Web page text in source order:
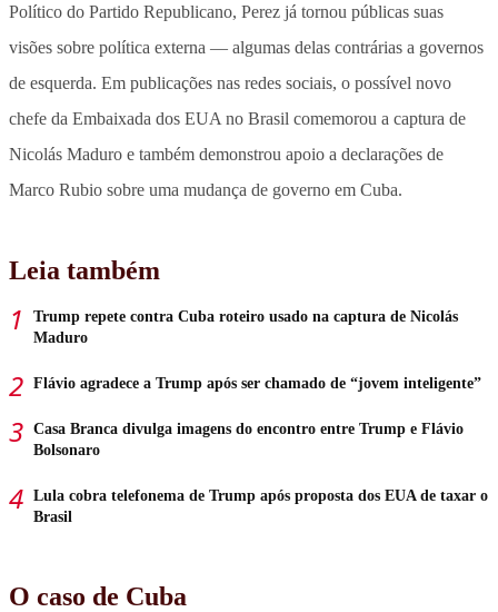
Político do Partido Republicano, Perez já tornou públicas suas
visões sobre política externa — algumas delas contrárias a governos
de esquerda. Em publicações nas redes sociais, o possível novo
chefe da Embaixada dos EUA no Brasil comemorou a captura de
Nicolás Maduro e também demonstrou apoio a declarações de
Marco Rubio sobre uma mudança de governo em Cuba.
Leia também
Trump repete contra Cuba roteiro usado na captura de Nicolás
Maduro
Flávio agradece a Trump após ser chamado de “jovem inteligente”
Casa Branca divulga imagens do encontro entre Trump e Flávio
Bolsonaro
Lula cobra telefonema de Trump após proposta dos EUA de taxar o
Brasil
O caso de Cuba